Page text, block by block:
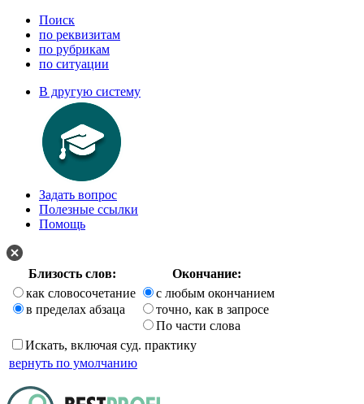
Поиск
по реквизитам
по рубрикам
по ситуации
В другую систему
Задать вопрос
Полезные ссылки
Помощь
Близость слов:
Окончание:
как словосочетание
в пределах абзаца
с любым окончанием
точно, как в запросе
По части слова
Искать, включая суд. практику
вернуть по умолчанию